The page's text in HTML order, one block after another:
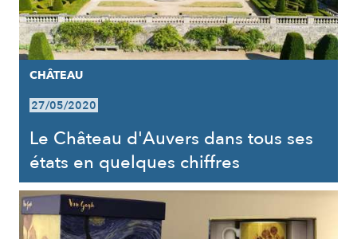
CHÂTEAU
27/05/2020
Le Château d'Auvers dans tous ses
états en quelques chiffres